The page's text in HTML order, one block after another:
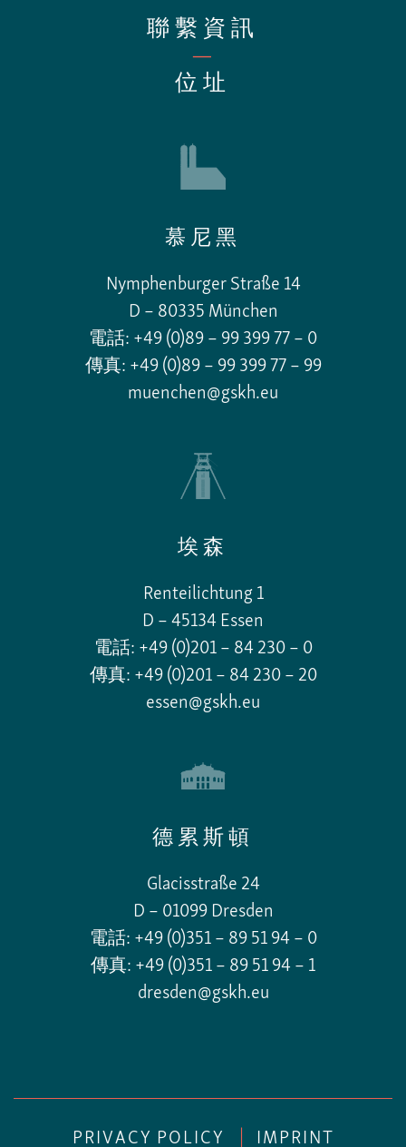
聯繫資訊
—
位址
慕尼黑
Nymphenburger Straße 14
D – 80335 München
電話: +49 (0)89 – 99 399 77 – 0
傳真: +49 (0)89 – 99 399 77 – 99
muenchen@gskh.eu
埃森
Renteilichtung 1
D – 45134 Essen
電話: +49 (0)201 – 84 230 – 0
傳真: +49 (0)201 – 84 230 – 20
essen@gskh.eu
德累斯頓
Glacisstraße 24
D – 01099 Dresden
電話: +49 (0)351 – 89 51 94 – 0
傳真: +49 (0)351 – 89 51 94 – 1
dresden@gskh.eu
PRIVACY POLICY IMPRINT